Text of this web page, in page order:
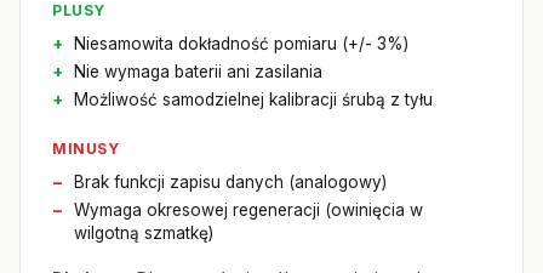
PLUSY
Niesamowita dokładność pomiaru (+/- 3%)
Nie wymaga baterii ani zasilania
Możliwość samodzielnej kalibracji śrubą z tyłu
MINUSY
Brak funkcji zapisu danych (analogowy)
Wymaga okresowej regeneracji (owinięcia w
wilgotną szmatkę)